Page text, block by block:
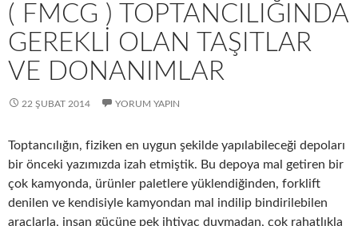
( FMCG ) TOPTANCILIĞINDA
GEREKLI OLAN TAŞITLAR
VE DONANIMLAR
22 ŞUBAT 2014 YORUM YAPIN
Toptancılığın, fiziken en uygun şekilde yapılabileceği depoları
bir önceki yazımızda izah etmiştik. Bu depoya mal getiren bir
çok kamyonda, ürünler paletlere yüklendiğinden, forklift
denilen ve kendisiyle kamyondan mal indilip bindirilebilen
araçlarla, insan gücüne pek ihtiyac duymadan, çok rahatlıkla